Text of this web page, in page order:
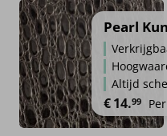
Pearl
Altijd
€14.99